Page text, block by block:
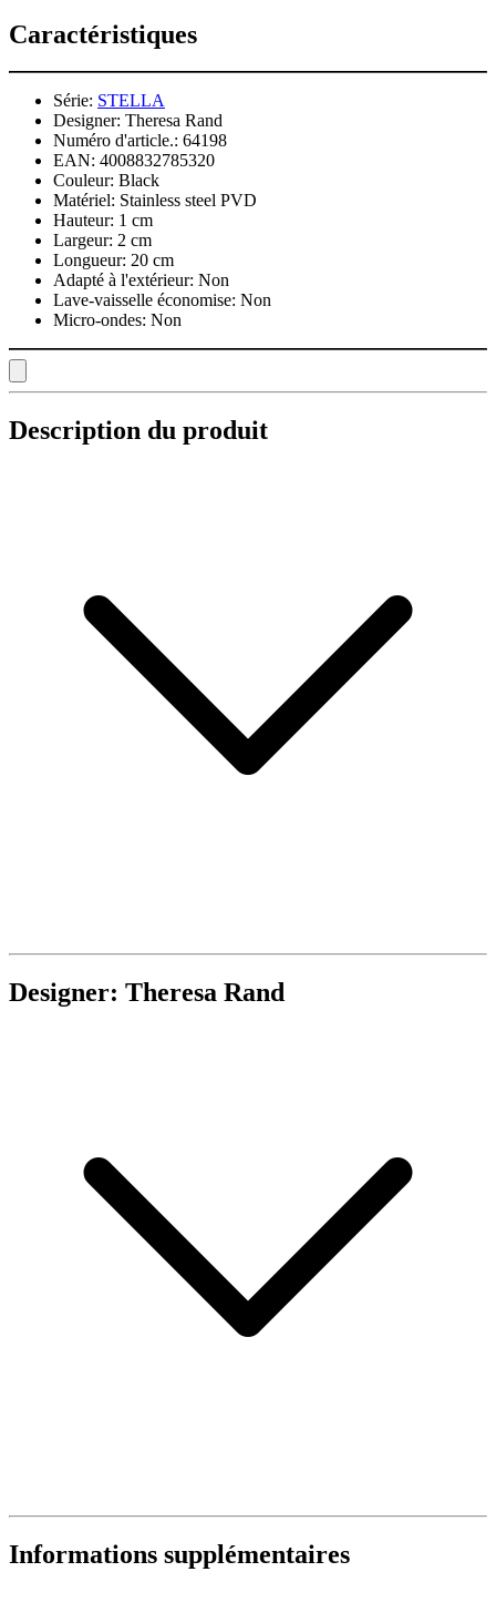
Caractéristiques
Série: STELLA
Designer: Theresa Rand
Numéro d'article.: 64198
EAN: 4008832785320
Couleur: Black
Matériel: Stainless steel PVD
Hauteur: 1 cm
Largeur: 2 cm
Longueur: 20 cm
Adapté à l'extérieur: Non
Lave-vaisselle économise: Non
Micro-ondes: Non
Description du produit
Designer: Theresa Rand
Informations supplémentaires